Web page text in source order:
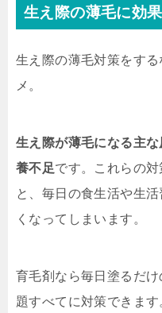
生え際の薄毛に効
生え際の薄毛対策をす
メ。
生え際が薄毛になる主
養不足です。これらの
と、毎日の食生活や生
くなってしまいます。
育毛剤なら毎日塗るだ
題すべてに対策できます